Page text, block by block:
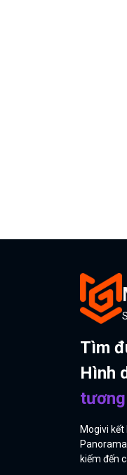
Tìm
Hình
Mogivi
kiếm đến